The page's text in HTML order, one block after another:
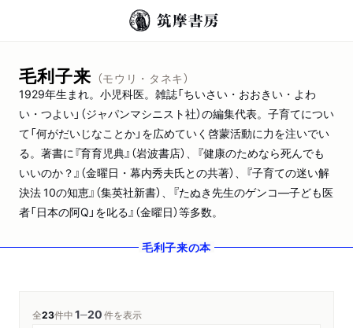
毛利子来 （モウリ・タネキ）
1929年生まれ。小児科医。雑誌「ちいさい・おおきい・よわ
い・つよい」（ジャパンマシニスト社）の編集代表。子育てについ
て「何がだいじなことか」を広めていく啓蒙活動に力を注いでい
る。著書に『育育児典』（岩波書店）、『健康のためなら死んでも
いいのか？』（金曜日・幕内秀夫氏との共著）、『子育ての迷い解
決法 10の知恵』（集英社新書）、『たぬき先生のゲンコ―子ども医
者「日本の阿Q」を叱る』（金曜日）等多数。
毛利子来の本
全23件中1─20件を表示